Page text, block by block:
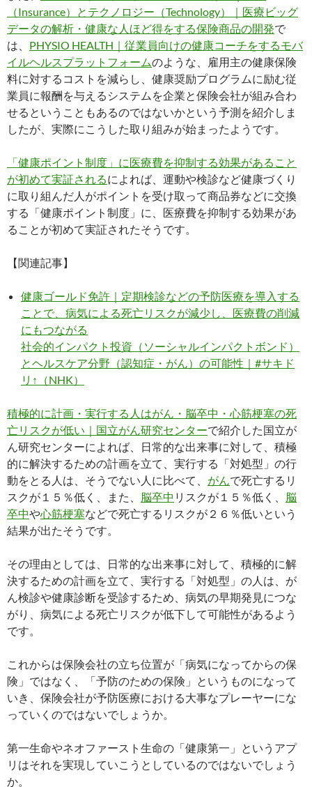
（Insurance）とテクノロジー（Technology）｜医療ビッグ
データの解析・健康な人ほど得をする保険商品の開発で
は、 PHYSIO HEALTH｜従業員向けの健康コーチをするモバ
イルヘルスプラットフォームのような、雇用主の健康保険
料に対するコストを減らし、健康奨励プログラムに励む従
業員に報酬を与えるシステムを企業と保険会社が組み合わ
せるということもあるのではないかという予測を紹介しま
したが、実際にこうした取り組みが始まったようです。
「健康ポイント制度」に医療費を抑制する効果があること
が初めて実証されるによれば、運動や検診など健康づくり
に取り組んだ人がポイントを受け取って商品券などに交換
する「健康ポイント制度」に、医療費を抑制する効果があ
ることが初めて実証されたそうです。
【関連記事】
健康ゴールド免許｜定期検診などの予防医療を導入する
ことで、病気による死亡リスクが減少し、医療費の削減
にもつながる
社会的インパクト投資（ソーシャルインパクトボンド）
とヘルスケア分野（認知症・がん）の可能性｜#サキド
リ↑（NHK）
積極的に計画・実行する人はがん・脳卒中・心筋梗塞の死
亡リスクが低い｜国立がん研究センターで紹介した国立が
ん研究センターによれば、日常的な出来事に対して、積極
的に解決するための計画を立て、実行する「対処型」の行
動をとる人は、そうでない人に比べて、 がんで死亡するリ
スクが１５％低く、また、
脳卒中 リスクが１５％低く、
脳
卒中や心筋梗塞などで死亡するリスクが２６％低いという
結果が出たそうです。
その理由としては、日常的な出来事に対して、積極的に解
決するための計画を立て、実行する「対処型」の人は、が
ん検診や健康診断を受診するため、病気の早期発見につな
がり、病気による死亡リスクが低下して可能性があるよう
です。
これからは保険会社の立ち位置が「病気になってからの保
険」ではなく、「予防のための保険」というものになって
いき、保険会社が予防医療における大事なプレーヤーにな
っていくのではないでしょうか。
第一生命やネオファースト生命の「健康第一」というアプ
リはそれを実現していこうとしているのではないでしょう
か。